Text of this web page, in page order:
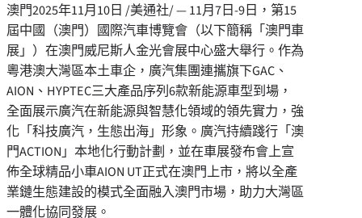
澳門2025年11月10日 /美通社/ — 11月7日-9日，第15
屆中國（澳門）國際汽車博覽會（以下簡稱「澳門車
展」）在澳門威尼斯人金光會展中心盛大舉行。作為
粵港澳大灣區本土車企，廣汽集團連攜旗下GAC、
AION、HYPTEC三大產品序列6款新能源車型到場，
全面展示廣汽在新能源與智慧化領域的領先實力，強
化「科技廣汽，生態出海」形象。廣汽持續踐行「澳
門ACTION」本地化行動計劃，並在車展發布會上宣
佈全球精品小車AION UT正式在澳門上市，將以全產
業鏈生態建設的模式全面融入澳門市場，助力大灣區
一體化協同發展。